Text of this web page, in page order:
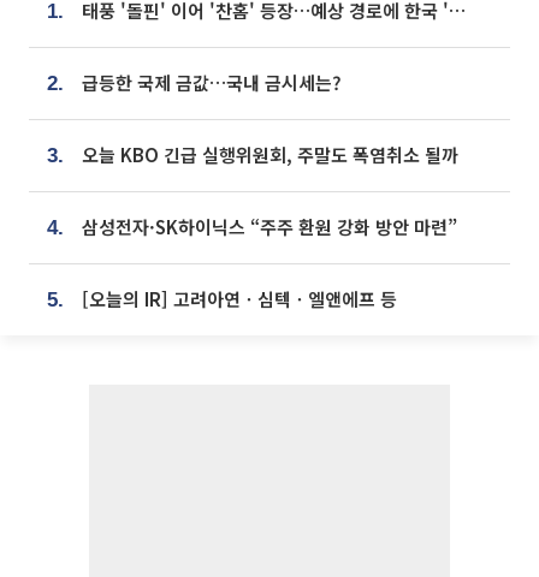
1. 태풍 '돌핀' 이어 '찬홈' 등장…예상 경로에 한국 '한숨'
2. 급등한 국제 금값…국내 금시세는?
3. 오늘 KBO 긴급 실행위원회, 주말도 폭염취소 될까
4. 삼성전자·SK하이닉스 “주주 환원 강화 방안 마련”
5. [오늘의 IR] 고려아연ㆍ심텍ㆍ엘앤에프 등